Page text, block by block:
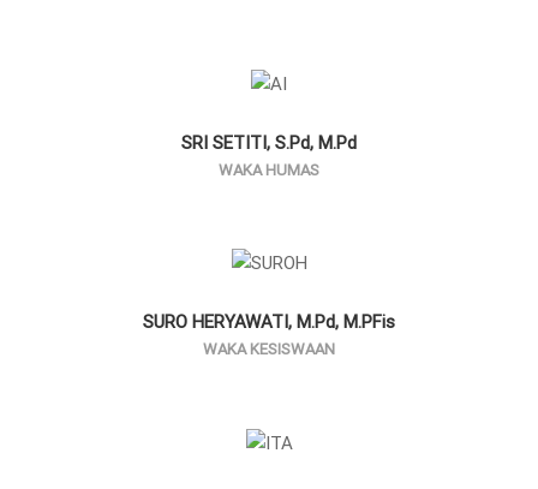
SRI SETITI, S.Pd, M.Pd
WAKA HUMAS
SURO HERYAWATI, M.Pd, M.PFis
WAKA KESISWAAN